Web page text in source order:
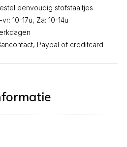
eenvoudig stofstaaltjes
10-17u, Za: 10-14u
Paypal of creditcard